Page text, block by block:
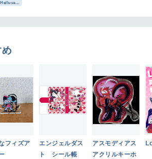
Helluva...
め
フィズア
エンジェルダス
ト シール帳
アスモディアス
アクリルキーホ